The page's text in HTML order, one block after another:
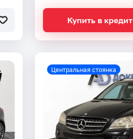
Купить в кредит
Центральная стоянка